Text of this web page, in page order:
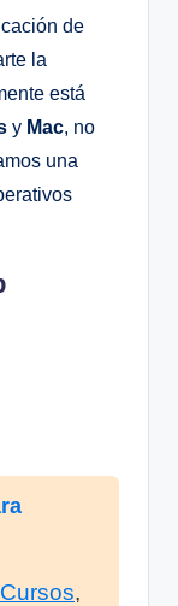
de
la
está
y Mac, no
una
Cursos,